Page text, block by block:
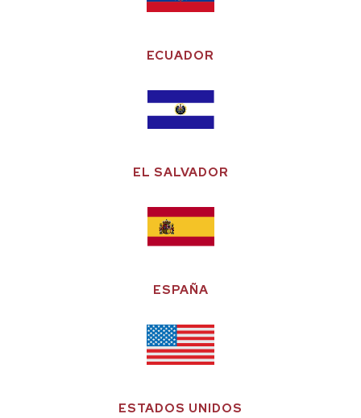
ECUADOR
EL SALVADOR
ESPAÑA
ESTADOS UNIDOS